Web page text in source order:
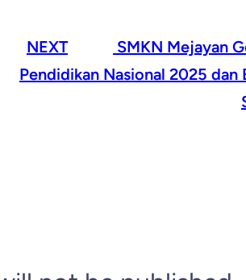
NEXT
SMKN Mejayan
Pendidikan Nasional 2025 dan